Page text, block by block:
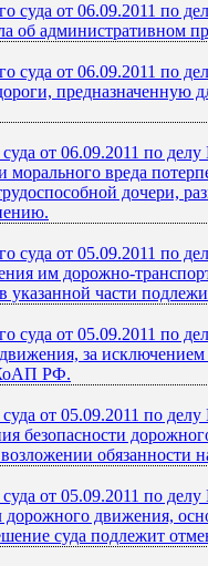
суда от 06.09.2011 по
об административном
суда от 06.09.2011 по
предназначенную
от 06.09.2011 по
морального вреда
дочери,
суда от 05.09.2011 по
им дорожно-
части
суда от 05.09.2011 по
за
КоАП РФ.
от 05.09.2011 по
безопасности
от 05.09.2011 по
движения,
суда подлежит